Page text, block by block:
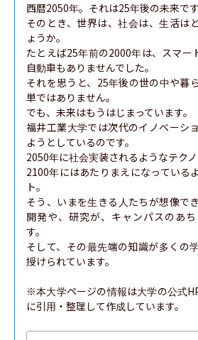
西暦2050年。それは25年後の未来です
そのとき、世界は、社会は、生活は
ょうか。
たとえば25年前の2000年は、スマー
自動車もありませんでした。
それを思うと、25年後の世の中や暮
単ではありません。
でも、未来はもうはじまっています。
福井工業大学では次代のイノベーシ
ようとしているのです。
2050年に社会実装されるようなテクノ
2100年にはあたりまえになっている
ト。
そう、いまを生きる人たちが想像で
開発や、研究が、キャンパスのあ
す。
そして、その最先端の知識が多くの
授けられています。
※本大学ページの情報は大学の公式
に引用・整理して作成しています。